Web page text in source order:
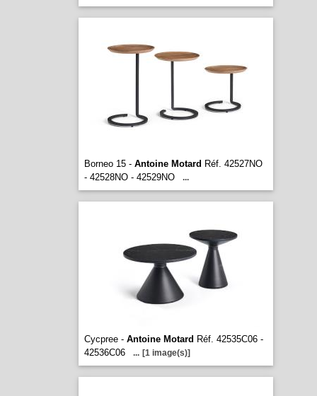
Borneo 15 - Antoine Motard Réf. 42527ΝΟ
- 42528ΝΟ - 42529NO
...
Cycpree - Antoine Motard Réf. 42535C06 -
42536C06
... [1 image(s)]